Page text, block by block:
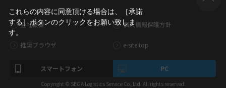
会社概要 個人情報保護方針
推奨ブラウザ e-site top
スマートフォン PC
Copyright © SEGA Logistics Service Co.,Ltd. All rights reserved.
これらの内容に同意頂ける場合は、［承諾
する］ボタンのクリックをお願い致しま
す。